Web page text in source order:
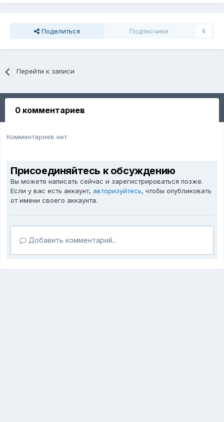
Поделиться Подписчики 0
Перейти к записи
0 комментариев
Комментариев нет
Присоединяйтесь к обсуждению
Вы можете написать сейчас и зарегистрироваться позже.
Если у вас есть аккаунт, авторизуйтесь, чтобы опубликовать
от имени своего аккаунта.
Добавить комментарий...